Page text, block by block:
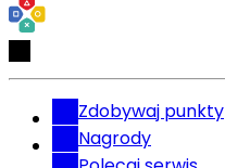
Zdobywaj punkty
Nagrody